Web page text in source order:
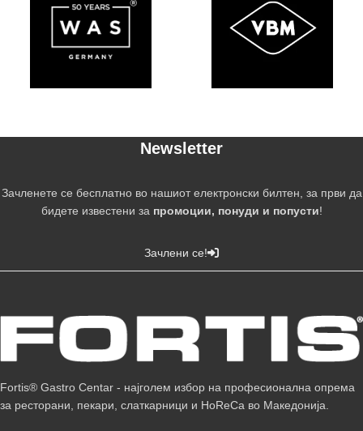
Newsletter
Зачленете се бесплатно во нашиот електронски билтен, за први да
бидете известени за промоции, понуди и попусти!
Зачлени се!
Fortis® Gastro Centar - најголем избор на професионална опрема
за ресторани, пекари, слаткарници и HoReCa во Македонија.